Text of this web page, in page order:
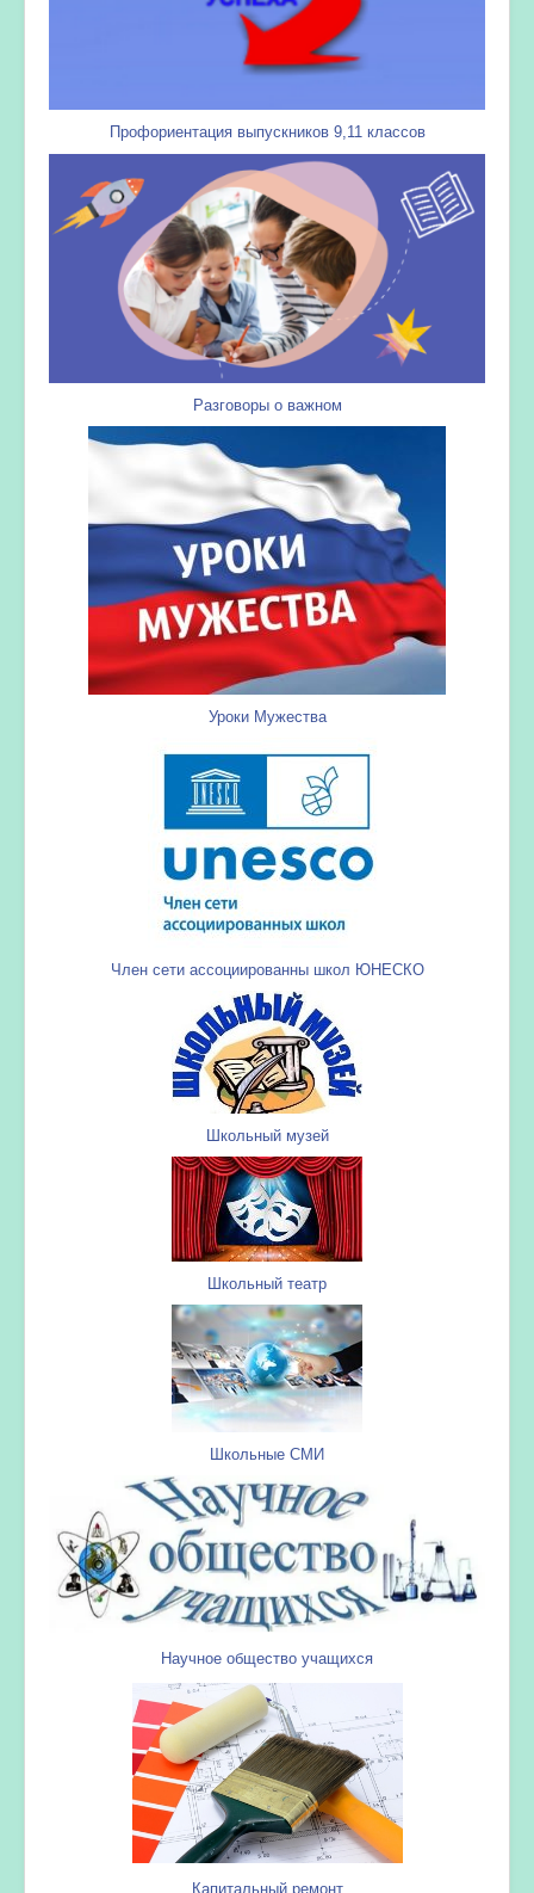
Профориентация выпускников 9,11 классов
Разговоры о важном
Уроки Мужества
Член сети ассоциированны школ ЮНЕСКО
Школьный музей
Школьный театр
Школьные СМИ
Научное общество учащихся
Капитальный ремонт